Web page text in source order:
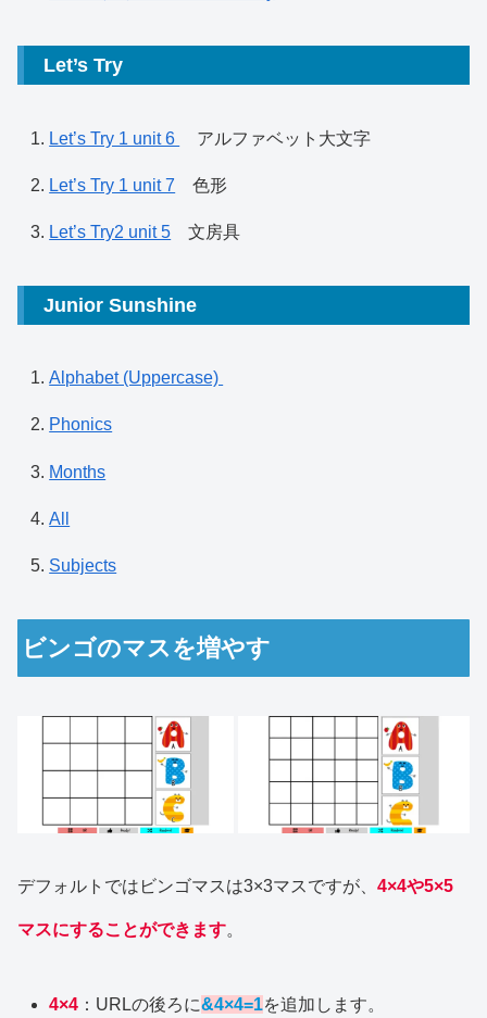
Let’s Try
Let’s Try 1 unit 6 アルファベット大文字
Let’s Try 1 unit 7 色形
Let’s Try2 unit 5 文房具
Junior Sunshine
Alphabet (Uppercase)
Phonics
Months
All
Subjects
ビンゴのマスを増やす
デフォルトではビンゴマスは3×3マスですが、 4×4や5×5
マスにすることができます。
4×4 ：URLの後ろに&4×4=1を追加します。